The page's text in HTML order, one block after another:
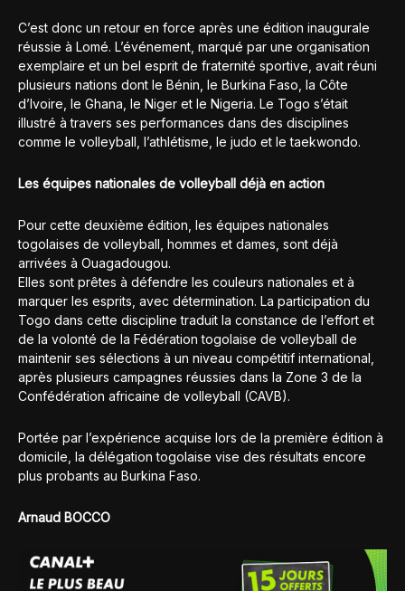
C’est donc un retour en force après une édition inaugurale
réussie à Lomé. L’événement, marqué par une organisation
exemplaire et un bel esprit de fraternité sportive, avait réuni
plusieurs nations dont le Bénin, le Burkina Faso, la Côte
d’Ivoire, le Ghana, le Niger et le Nigeria. Le Togo s’était
illustré à travers ses performances dans des disciplines
comme le volleyball, l’athlétisme, le judo et le taekwondo.
Les équipes nationales de volleyball déjà en action
Pour cette deuxième édition, les équipes nationales
togolaises de volleyball, hommes et dames, sont déjà
arrivées à Ouagadougou.
Elles sont prêtes à défendre les couleurs nationales et à
marquer les esprits, avec détermination. La participation du
Togo dans cette discipline traduit la constance de l’effort et
de la volonté de la Fédération togolaise de volleyball de
maintenir ses sélections à un niveau compétitif international,
après plusieurs campagnes réussies dans la Zone 3 de la
Confédération africaine de volleyball (CAVB).
Portée par l’expérience acquise lors de la première édition à
domicile, la délégation togolaise vise des résultats encore
plus probants au Burkina Faso.
Arnaud BOCCO